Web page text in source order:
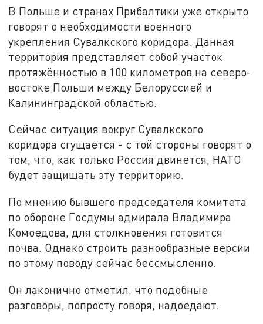
В Польше и странах Прибалтики уже открыто
говорят о необходимости военного
укрепления Сувалкского коридора. Данная
территория представляет собой участок
протяжённостью в 100 километров на северо-
востоке Польши между Белоруссией и
Калининградской областью.
Сейчас ситуация вокруг Сувалкского
коридора сгущается - с той стороны говорят о
том, что, как только Россия двинется, НАТО
будет защищать эту территорию.
По мнению бывшего председателя комитета
по обороне Госдумы адмирала Владимира
Комоедова, для столкновения готовится
почва. Однако строить разнообразные версии
по этому поводу сейчас бессмысленно.
Он лаконично отметил, что подобные
разговоры, попросту говоря, надоедают.